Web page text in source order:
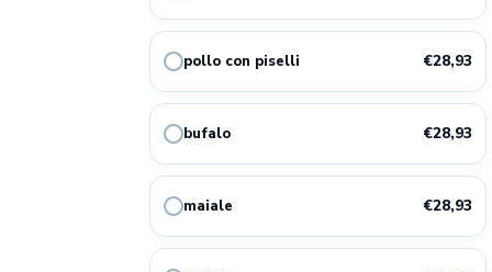
pollo con piselli €28,93
bufalo €28,93
maiale €28,93
15.07
€/KG
15.07
€/KG
15.07
€/KG